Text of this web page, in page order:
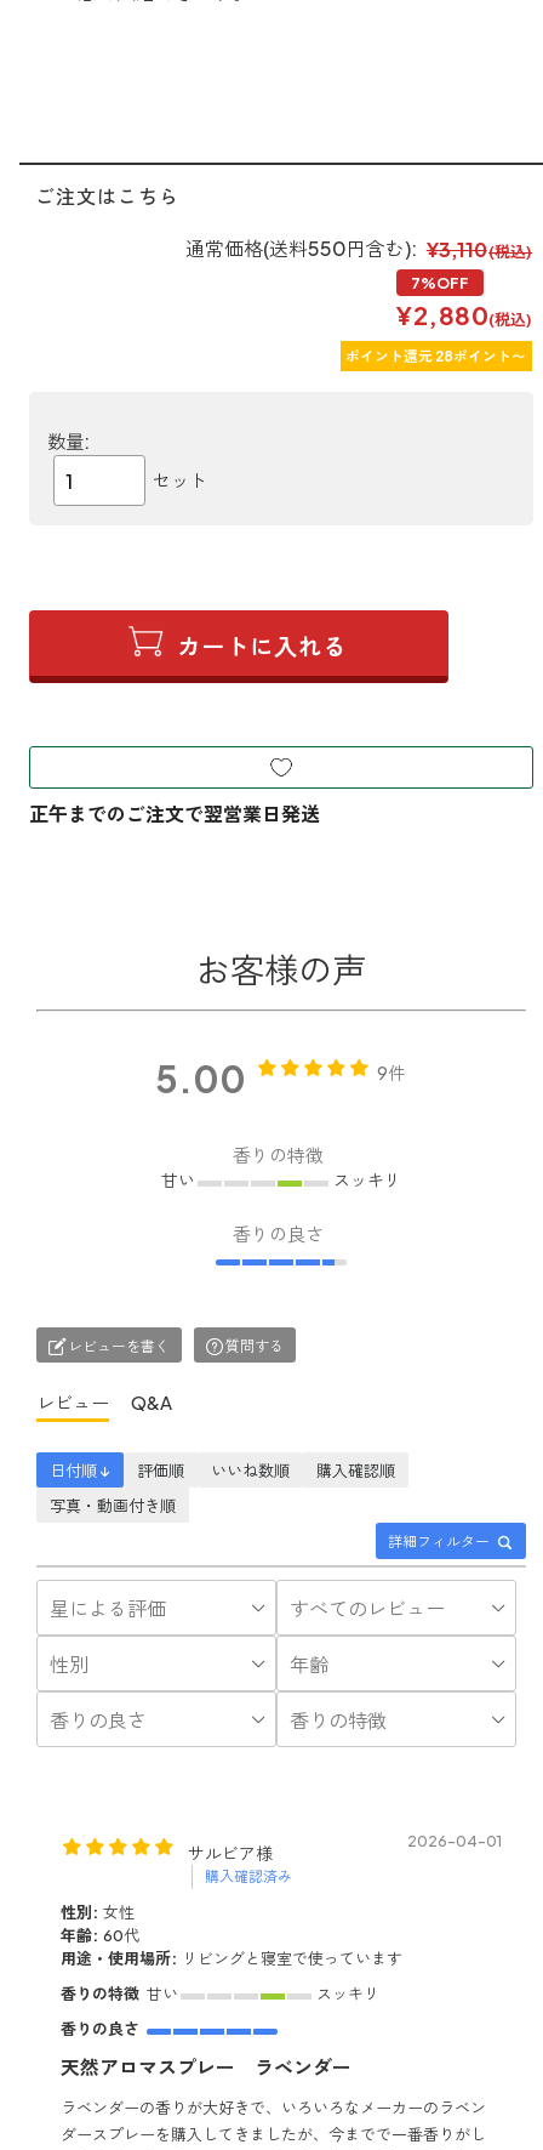
ご注文はこちら
通常価格(送料550円含む): ¥3,110(税込)
7%OFF
¥2,880(税込)
ポイント還元 28ポイント〜
数量:
セット
お客様の声
5.00 9件
香りの特徴
甘い スッキリ
香りの良さ
レビューを書く 質問する
レビュー Q&A
詳細フィルター
日付順 ↓ 評価順 いいね数順
購入確認順
写真・動画付き順
サルビア様
購入確認済み
2026-04-01
性別: 女性
年齢: 60代
用途・使用場所: リビングと寝室で使っています
香りの特徴 甘い
スッキリ
香りの良さ
天然アロマスプレー ラベンダー
ラベンダーの香りが大好きで、いろいろなメーカーのラベン
ダースプレーを購入してきましたが、今までで一番香りがし